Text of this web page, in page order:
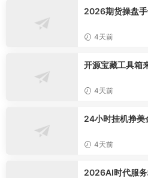
2026期货操盘
4天前
开源宝藏工具箱
knit-desktop
4天前
24小时挂机挣美
4天前
2026AI时代服